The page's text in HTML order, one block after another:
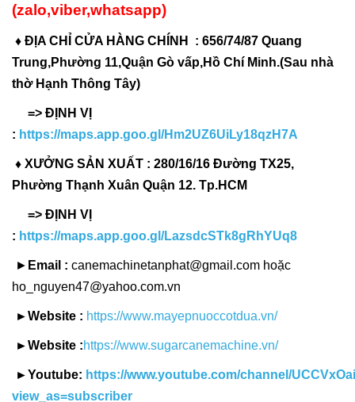
(zalo,viber,whatsapp)
♦ ĐỊA CHỈ CỬA HÀNG CHÍNH : 656/74/87 Quang
Trung,Phường 11,Quận Gò vấp,Hồ Chí Minh.(Sau nhà
thờ Hạnh Thông Tây)
=> ĐỊNH VỊ
: https://maps.app.goo.gl/Hm2UZ6UiLy18qzH7A
♦ XƯỞNG SẢN XUẤT : 280/16/16 Đường TX25,
Phường Thạnh Xuân Quận 12. Tp.HCM
=> ĐỊNH VỊ
: https://maps.app.goo.gl/LazsdcSTk8gRhYUq8
► Email : canemachinetanphat@gmail.com hoặc
ho_nguyen47@yahoo.com.vn
►Website : https://www.mayepnuoccotdua.vn/
►Website :https://www.sugarcanemachine.vn/
►Youtube: https://www.youtube.com/channel/
view_as=subscriber